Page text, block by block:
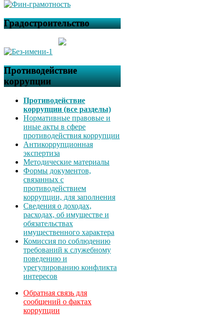
Градостроительство
Противодействие
коррупции
Противодействие
коррупции (все разделы)
Нормативные правовые и
иные акты в сфере
противодействия коррупции
Антикоррупционная
экспертиза
Методические материалы
Формы документов,
связанных с
противодействием
коррупции, для заполнения
Сведения о доходах,
расходах, об имуществе и
обязательствах
имущественного характера
Комиссия по соблюдению
требований к служебному
поведению и
урегулированию конфликта
интересов
Обратная связь для
сообщений о фактах
коррупции